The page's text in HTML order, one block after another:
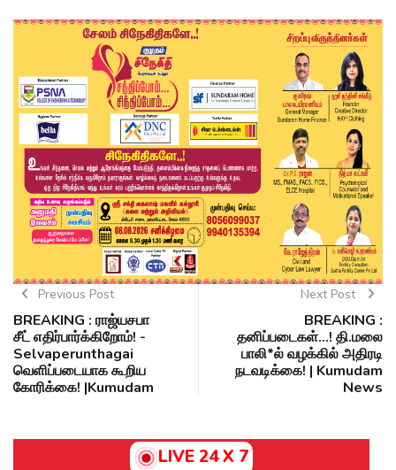
Previous Post
BREAKING : ராஜ்யசபா
சீட் எதிர்பார்க்கிறோம்! -
Selvaperunthagai
வெளிப்படையாக கூறிய
கோரிக்கை! |Kumudam
Next Post
BREAKING :
தனிப்படைகள்...! தி.மலை
பாலி*ல் வழக்கில் அதிரடி
நடவடிக்கை! | Kumudam
News
LIVE 24 X 7